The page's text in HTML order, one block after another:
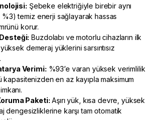
Şebeke elektriğiyle birebir aynı
temiz enerji sağlayarak hassas
korur.
Buzdolabı ve motorlu cihazların ilk
demeraj yüklerini sarsıntısız
Verimi: %93’e varan yüksek verimlilik
kapasitenizden en az kayıpla maksimum
Paketi: Aşırı yük, kısa devre, yüksek
dengesizliklerine karşı tam otomatik